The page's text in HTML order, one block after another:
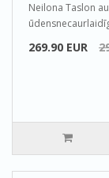
Neilona Taslon
269.90 EUR